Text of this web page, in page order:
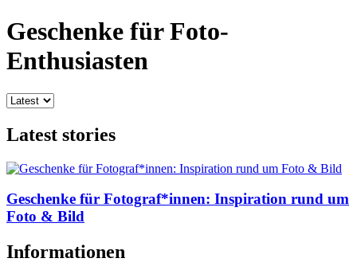
Geschenke für Foto-
Enthusiasten
Latest stories
Geschenke für Fotograf*innen: Inspiration rund um
Foto & Bild
Informationen